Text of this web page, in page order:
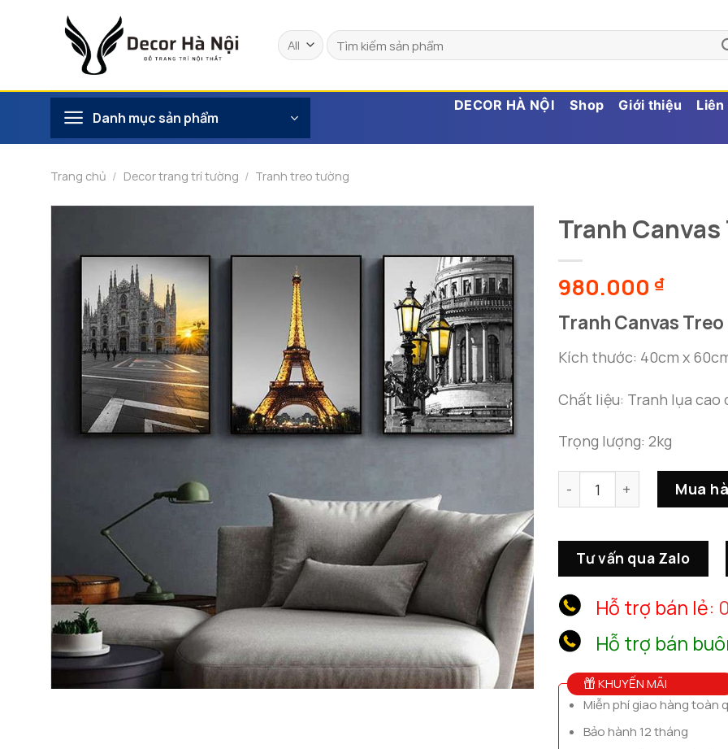
Tìm
kiếm:
Danh mục sản phẩm
DECOR HÀ NỘI Shop Giới thiệu Liên
Trang chủ / Decor trang trí tường / Tranh treo tường
Tranh
980.000 ₫
Tranh Canvas
Kích thước: 40cm x
Chất liệu: Tranh lụa cao
Trọng lượng: 2kg
Tranh Canvas Treo Tường
Mua
Tư vấn qua Zalo
Hỗ trợ bán lẻ:
Hỗ trợ bán
KHUYẾN MÃI
Miễn phí giao hàng toàn
Bảo hành 12 tháng